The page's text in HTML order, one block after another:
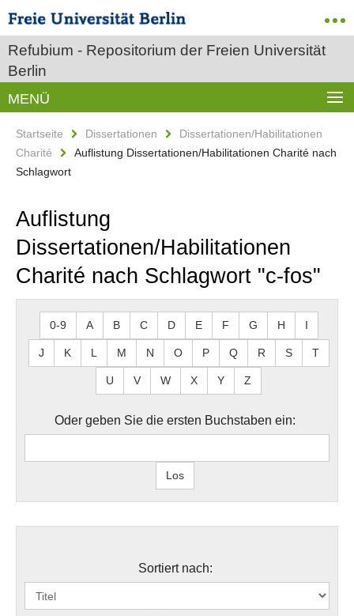
Refubium - Repositorium der Freien Universität
Berlin
MENÜ
Startseite Dissertationen
Dissertationen/Habilitationen
Charité
Auflistung Dissertationen/Habilitationen Charité nach
Schlagwort
Auflistung
Dissertationen/Habilitationen
Charité nach Schlagwort "c-fos"
0-9 A B C D E F G H I
J K L M N O P Q R S T
U V W X Y Z
Oder geben Sie die ersten Buchstaben ein:
Sortiert nach: